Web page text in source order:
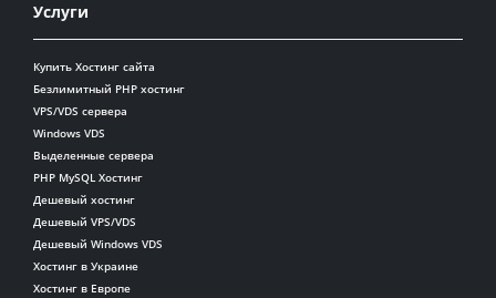
Услуги
Купить Хостинг сайта
Безлимитный PHP хостинг
VPS/VDS сервера
Windows VDS
Выделенные сервера
PHP MySQL Хостинг
Дешевый хостинг
Дешевый VPS/VDS
Дешевый Windows VDS
Хостинг в Украине
Хостинг в Европе